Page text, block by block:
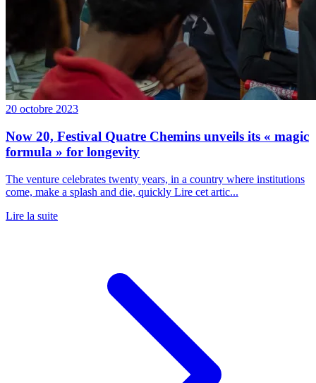
20 octobre 2023
Now 20, Festival Quatre Chemins unveils its « magic
formula » for longevity
The venture celebrates twenty years, in a country where institutions
come, make a splash and die, quickly Lire cet artic...
Lire la suite